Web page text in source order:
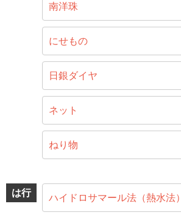
南洋珠
にせもの
日銀ダイヤ
ネット
ねり物
は行 ハイドロサマール法（熱水法）